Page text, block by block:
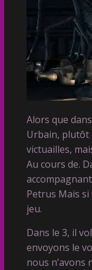
Alors que
Urbain, plutôt
victuailles,
Au cours de.
Petrus Mais
jeu.
Dans le 3, il
envoyons le
nous n’avons